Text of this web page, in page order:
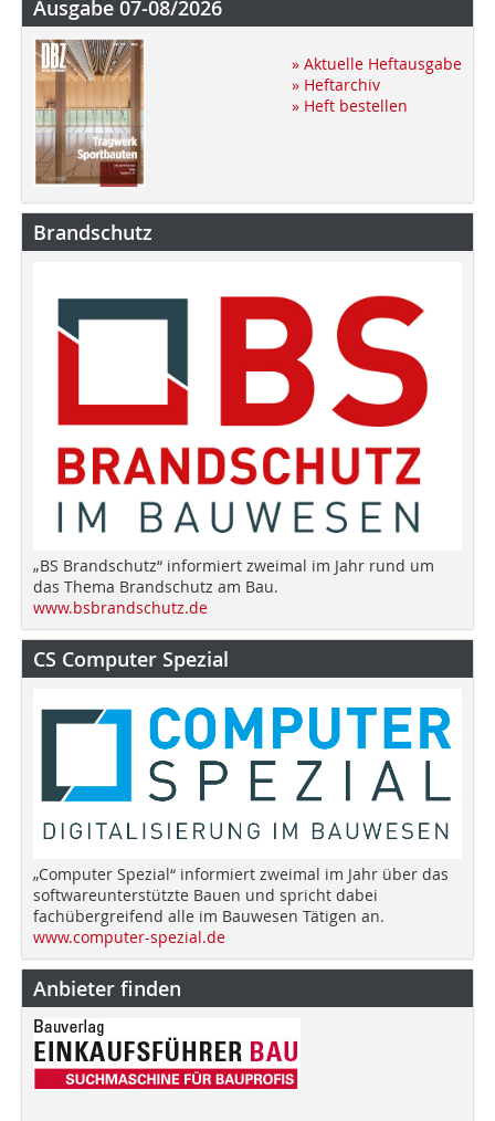
Ausgabe 07-08/2026
» Aktuelle Heftausgabe
» Heftarchiv
» Heft bestellen
Brandschutz
„BS Brandschutz“ informiert zweimal im Jahr rund um
das Thema Brandschutz am Bau.
www.bsbrandschutz.de
CS Computer Spezial
„Computer Spezial“ informiert zweimal im Jahr über das
softwareunterstützte Bauen und spricht dabei
fachübergreifend alle im Bauwesen Tätigen an.
www.computer-spezial.de
Anbieter finden